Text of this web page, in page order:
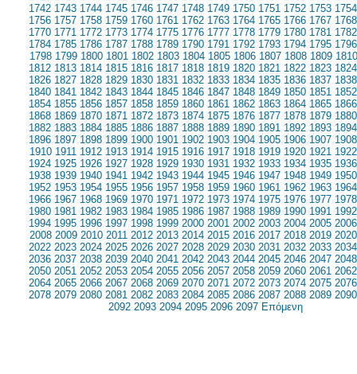
1742 1743 1744 1745 1746 1747 1748 1749 1750 1751 1752 1753 1754
1756 1757 1758 1759 1760 1761 1762 1763 1764 1765 1766 1767 1768
1770 1771 1772 1773 1774 1775 1776 1777 1778 1779 1780 1781 1782
1784 1785 1786 1787 1788 1789 1790 1791 1792 1793 1794 1795 1796
1798 1799 1800 1801 1802 1803 1804 1805 1806 1807 1808 1809 1810
1812 1813 1814 1815 1816 1817 1818 1819 1820 1821 1822 1823 1824
1826 1827 1828 1829 1830 1831 1832 1833 1834 1835 1836 1837 1838
1840 1841 1842 1843 1844 1845 1846 1847 1848 1849 1850 1851 1852
1854 1855 1856 1857 1858 1859 1860 1861 1862 1863 1864 1865 1866
1868 1869 1870 1871 1872 1873 1874 1875 1876 1877 1878 1879 1880
1882 1883 1884 1885 1886 1887 1888 1889 1890 1891 1892 1893 1894
1896 1897 1898 1899 1900 1901 1902 1903 1904 1905 1906 1907 1908
1910 1911 1912 1913 1914 1915 1916 1917 1918 1919 1920 1921 1922
1924 1925 1926 1927 1928 1929 1930 1931 1932 1933 1934 1935 1936
1938 1939 1940 1941 1942 1943 1944 1945 1946 1947 1948 1949 1950
1952 1953 1954 1955 1956 1957 1958 1959 1960 1961 1962 1963 1964
1966 1967 1968 1969 1970 1971 1972 1973 1974 1975 1976 1977 1978
1980 1981 1982 1983 1984 1985 1986 1987 1988 1989 1990 1991 1992
1994 1995 1996 1997 1998 1999 2000 2001 2002 2003 2004 2005 2006
2008 2009 2010 2011 2012 2013 2014 2015 2016 2017 2018 2019 2020
2022 2023 2024 2025 2026 2027 2028 2029 2030 2031 2032 2033 2034
2036 2037 2038 2039 2040 2041 2042 2043 2044 2045 2046 2047 2048
2050 2051 2052 2053 2054 2055 2056 2057 2058 2059 2060 2061 2062
2064 2065 2066 2067 2068 2069 2070 2071 2072 2073 2074 2075 2076
2078 2079 2080 2081 2082 2083 2084 2085 2086 2087 2088 2089 2090
2092 2093 2094 2095 2096 2097 Επόμενη